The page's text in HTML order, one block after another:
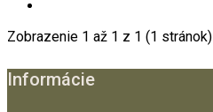
Zobrazenie 1 až 1 z 1 (1 stránok)
Informácie